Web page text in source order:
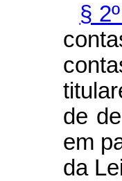
§ 2º
de
em
da